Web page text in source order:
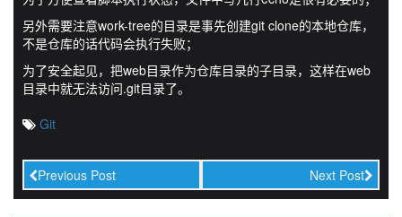
另外需要注意work-tree的目录是事先创建git clone的本地仓库，
不是仓库的话代码会执行失败；
为了安全起见，把web目录作为仓库目录的子目录，这样在web
目录中就无法访问.git目录了。
Git
Previous Post Next Post